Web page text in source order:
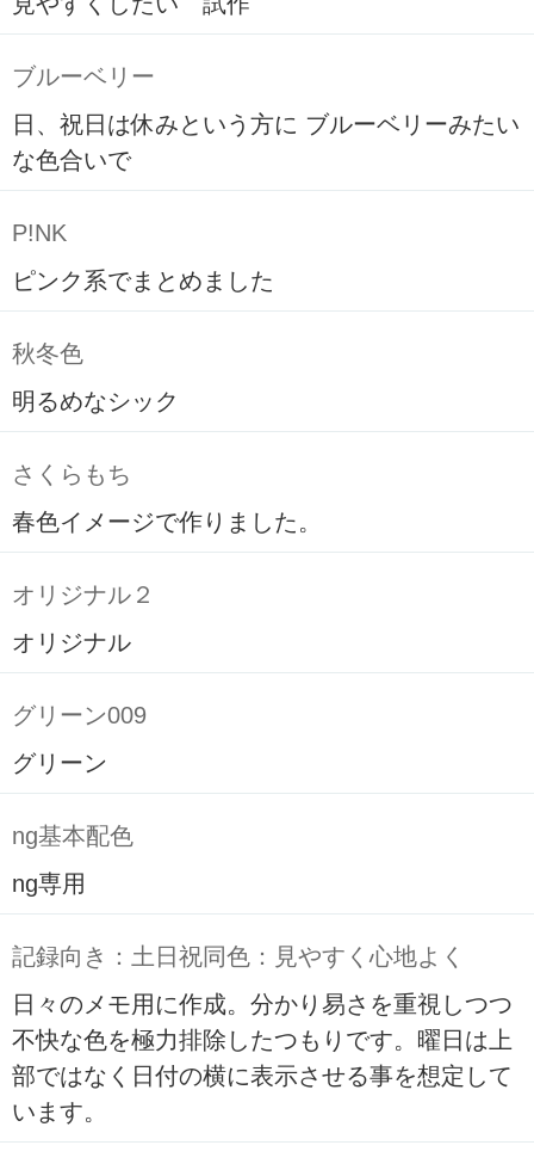
ブルーベリー
日、祝日は休みという方に ブルーベリーみたい
な色合いで
P!NK
ピンク系でまとめました
秋冬色
明るめなシック
さくらもち
春色イメージで作りました。
オリジナル２
オリジナル
グリーン009
グリーン
ng基本配色
ng専用
記録向き：土日祝同色：見やすく心地よく
日々のメモ用に作成。分かり易さを重視しつつ
不快な色を極力排除したつもりです。曜日は上
部ではなく日付の横に表示させる事を想定して
います。